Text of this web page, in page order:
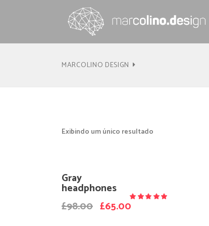
MARCOLINO DESIGN
Exibindo um único resultado
Sale
Avaliação
4.50
Gray
headphones
£98.00 O
£65.00